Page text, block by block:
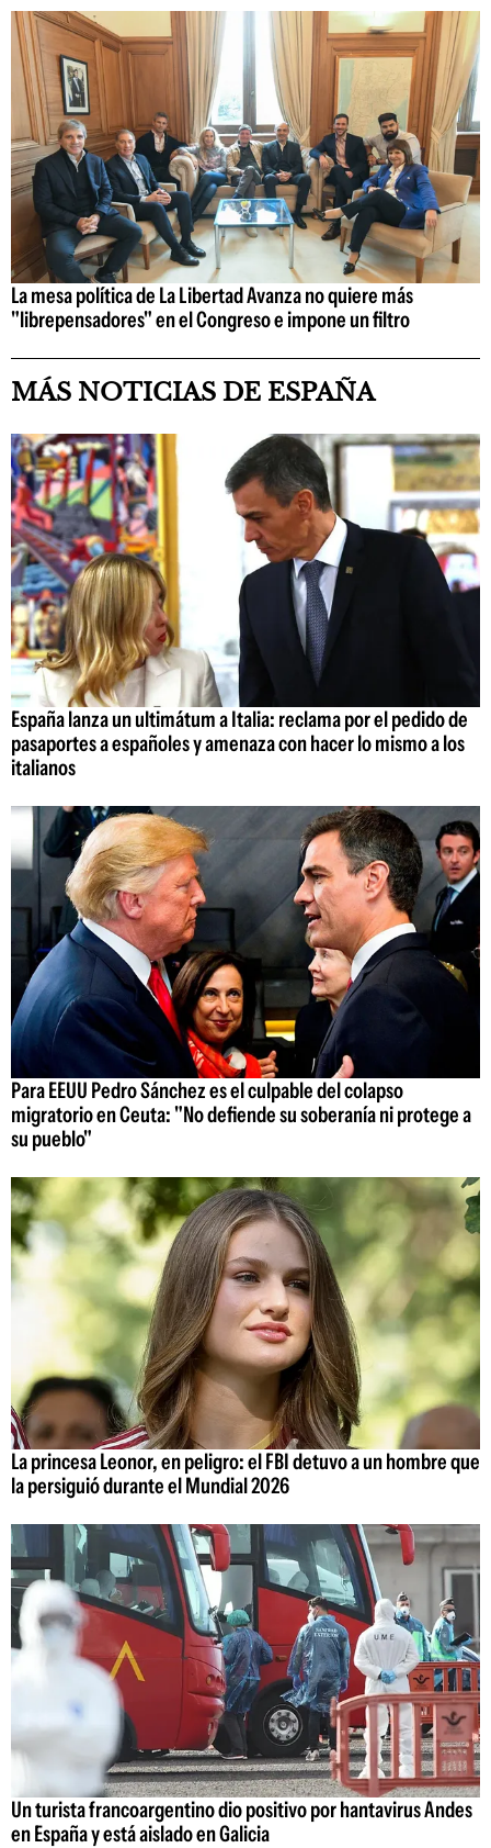
La mesa política de La Libertad Avanza no quiere más
"librepensadores" en el Congreso e impone un filtro
MÁS NOTICIAS DE ESPAÑA
España lanza un ultimátum a Italia: reclama por el pedido de
pasaportes a españoles y amenaza con hacer lo mismo a los
italianos
Para EEUU Pedro Sánchez es el culpable del colapso
migratorio en Ceuta: "No defiende su soberanía ni protege a
su pueblo"
La princesa Leonor, en peligro: el FBI detuvo a un hombre que
la persiguió durante el Mundial 2026
Un turista francoargentino dio positivo por hantavirus Andes
en España y está aislado en Galicia